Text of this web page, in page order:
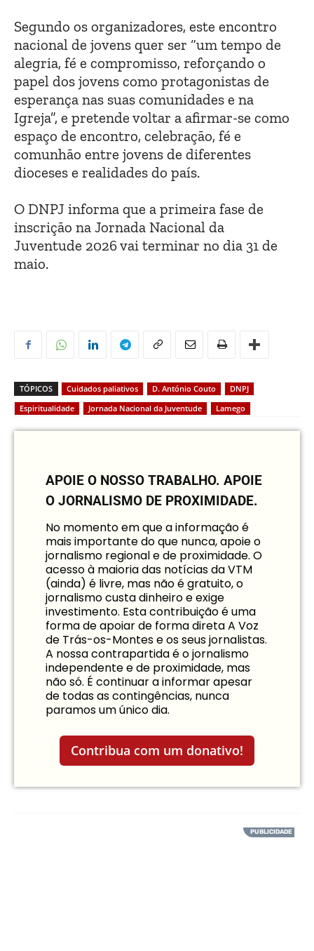
Segundo os organizadores, este encontro
nacional de jovens quer ser “um tempo de
alegria, fé e compromisso, reforçando o
papel dos jovens como protagonistas de
esperança nas suas comunidades e na
Igreja”, e pretende voltar a afirmar-se como
espaço de encontro, celebração, fé e
comunhão entre jovens de diferentes
dioceses e realidades do país.
O DNPJ informa que a primeira fase de
inscrição na Jornada Nacional da
Juventude 2026 vai terminar no dia 31 de
maio.
TÓPICOS Cuidados paliativos D. António Couto
DNPJ
Espiritualidade
Jornada Nacional da Juventude Lamego
APOIE O NOSSO TRABALHO. APOIE
O JORNALISMO DE PROXIMIDADE.
No momento em que a informação é
mais importante do que nunca, apoie o
jornalismo regional e de proximidade. O
acesso à maioria das notícias da VTM
(ainda) é livre, mas não é gratuito, o
jornalismo custa dinheiro e exige
investimento. Esta contribuição é uma
forma de apoiar de forma direta A Voz
de Trás-os-Montes e os seus jornalistas.
A nossa contrapartida é o jornalismo
independente e de proximidade, mas
não só. É continuar a informar apesar
de todas as contingências, nunca
paramos um único dia.
Contribua com um donativo!